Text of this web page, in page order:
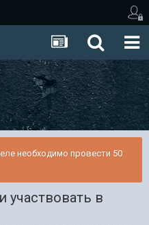
необходимо провести 50
в